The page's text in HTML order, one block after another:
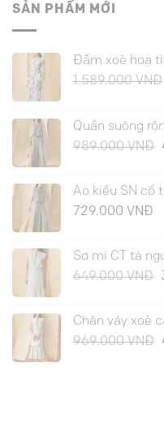
SẢN PHẨM MỚI
Đầm xoè hoạ
1.589.000VNĐ
Quần suông
989.000VNĐ
Áo kiểu SN cổ
729.000 VNĐ
Sơ mi CT tà
649.000VNĐ
Chân váy xoè
969.000VNĐ